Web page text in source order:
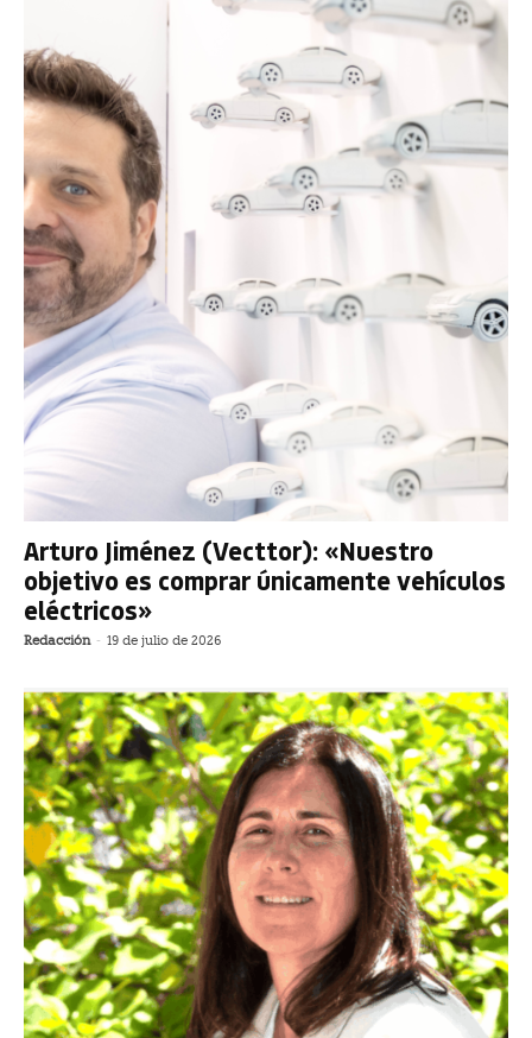
Arturo Jiménez (Vecttor): «Nuestro
objetivo es comprar únicamente vehículos
eléctricos»
Redacción - 19 de julio de 2026